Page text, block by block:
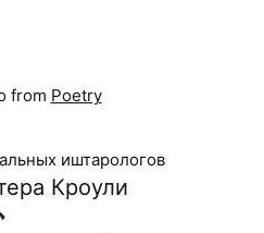
from Poetry
иштарологов
Кроули